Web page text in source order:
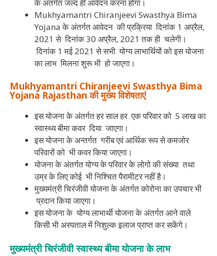
के अंतर्गत जल्द ही आवेदन करना होगा।
Mukhyamantri Chiranjeevi Swasthya Bima
Yojana के अंतर्गत आवेदन की प्रक्रिया दिनांक 1 अप्रैल,
2021 से दिनांक 30 अप्रैल, 2021 तक ही चलेगी।
दिनांक 1 मई 2021 से सभी योग्य लाभार्थियों को इस योजना
का लाभ मिलना शुरू भी हो जाएगा।
Mukhyamantri Chiranjeevi Swasthya Bima
Yojana Rajasthanकीमुख्यविशेषताएं
इस योजना के अंतर्गत हर साल हर एक परिवार को 5 लाख का
स्वास्थ्य बीमा कवर दिया जाएगा।
इस योजना के अन्तर्गत गरीब एवं आर्थिक रूप से कमजोर
परिवारों को भी कवर किया जाएगा।
योजना के अंतर्गत योग्य के परिवार के लोगो की संख्या तथा
उम्र के लिए कोई भी निश्चित पैरामीटर नहीं है।
मुख्यमंत्री चिरंजीवी योजना के अंतर्गत कोरोना का उपचार भी
प्रदान किया जाएगा।
इस योजना के योग्य लाभार्थी योजना के अंतर्गत आने वाले
किसी भी अस्पताल में निशुल्क इलाज प्राप्त कर सकेंगे।
मुख्यमंत्रीचिरंजीवीस्वास्थ्य बीमायोजनाकेलाभ